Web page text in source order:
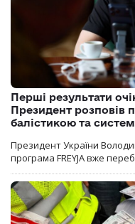
Перші результати
Президент розповів
балістикою та
Президент України
програма FREYJA вже